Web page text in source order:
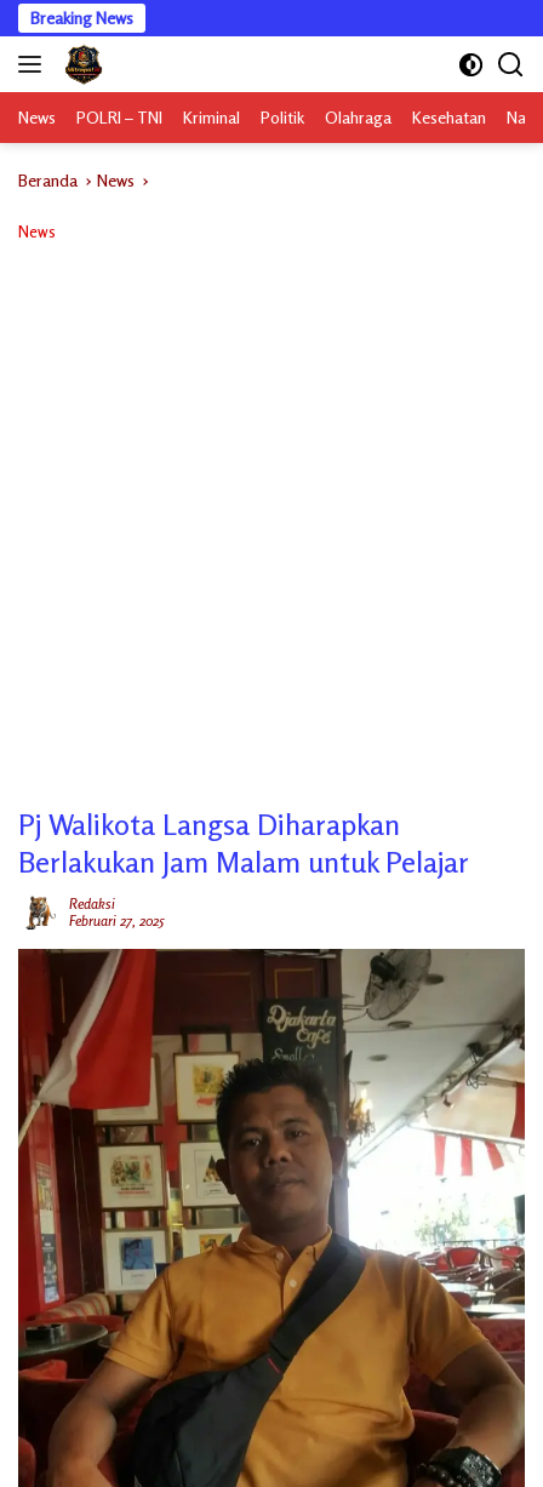
Langsung
ke
konten
Breaking News
News POLRI – TNI Kriminal Politik Olahraga Kesehatan
Beranda News
News
Pj Walikota Langsa Diharapkan
Berlakukan Jam Malam untuk Pelajar
Redaksi
Februari 27, 2025